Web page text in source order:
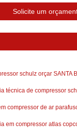
Solicite um
schulz orçar SANTA
técnica de compressor
compressor de ar
em compressor atlas